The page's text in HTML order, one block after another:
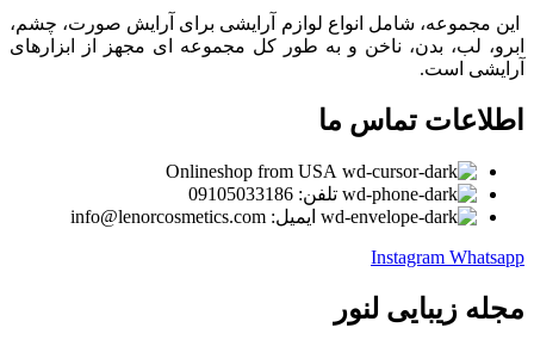
این مجموعه، شامل انواع لوازم آرایشی برای آرایش صورت، چشم،
ابرو، لب، بدن، ناخن و به طور کل مجموعه ای مجهز از ابزارهای
آرایشی است.
اطلاعات تماس ما
Onlineshop from USA
تلفن: 09105033186
ایمیل: info@lenorcosmetics.com
Instagram Whatsapp
مجله زیبایی لنور